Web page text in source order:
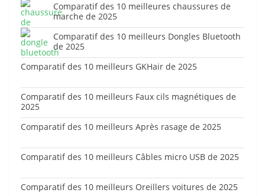
Comparatif des 10 meilleures chaussures de
marche de 2025
Comparatif des 10 meilleurs Dongles Bluetooth
de 2025
Comparatif des 10 meilleurs GKHair de 2025
Comparatif des 10 meilleurs Faux cils magnétiques de
2025
Comparatif des 10 meilleurs Après rasage de 2025
Comparatif des 10 meilleurs Câbles micro USB de 2025
Comparatif des 10 meilleurs Oreillers voitures de 2025